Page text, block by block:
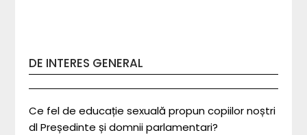
DE INTERES GENERAL
Ce fel de educație sexuală propun copiilor noștri
dl Președinte și domnii parlamentari?